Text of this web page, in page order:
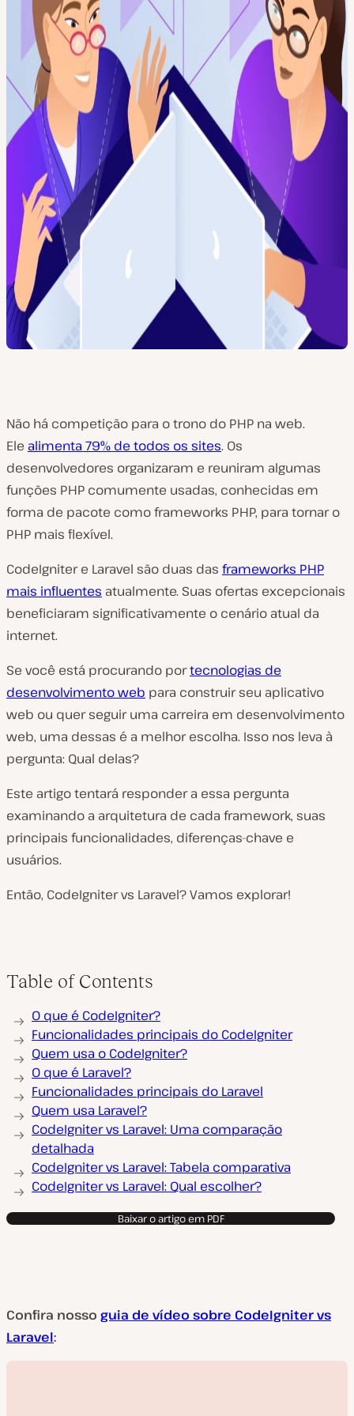
Não há competição para o trono do PHP na web.
Ele alimenta 79% de todos os sites. Os
desenvolvedores organizaram e reuniram algumas
funções PHP comumente usadas, conhecidas em
forma de pacote como frameworks PHP, para tornar o
PHP mais flexível.
CodeIgniter e Laravel são duas das frameworks PHP
mais influentes atualmente. Suas ofertas excepcionais
beneficiaram significativamente o cenário atual da
internet.
Se você está procurando portecnologias de
desenvolvimento web para construir seu aplicativo
web ou quer seguir uma carreira em desenvolvimento
web, uma dessas é a melhor escolha. Isso nos leva à
pergunta: Qual delas?
Este artigo tentará responder a essa pergunta
examinando a arquitetura de cada framework, suas
principais funcionalidades, diferenças-chave e
usuários.
Então, CodeIgniter vs Laravel? Vamos explorar!
Table of Contents
O que é CodeIgniter?
Funcionalidades principais do CodeIgniter
Quem usa o CodeIgniter?
O que é Laravel?
Funcionalidades principais do Laravel
Quem usa Laravel?
CodeIgniter vs Laravel: Uma comparação
detalhada
CodeIgniter vs Laravel: Tabela comparativa
CodeIgniter vs Laravel: Qual escolher?
Baixar o artigo em PDF
Confira nosso guia de vídeo sobre CodeIgniter vs
Laravel: